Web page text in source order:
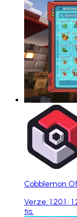
Cobblemon
Verze: 1.20.1 ·
tis.